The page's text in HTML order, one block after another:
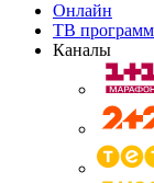
Онлайн
ТВ
Каналы